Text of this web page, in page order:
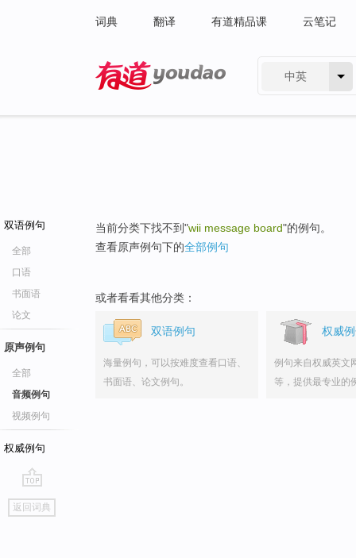
词典 翻译 有道精品课 云笔记
中英
双语例句
全部
口语
书面语
论文
原声例句
全部
音频例句
视频例句
权威例句
go
top
返回词典
当前分类下找不到"wii message board"的例句。
查看原声例句下的全部例句
或者看看其他分类：
双语例句
海量例句，可以按难度查看口语、
书面语、论文例句。
权威
例句来自权威英文
等，提供最专业的